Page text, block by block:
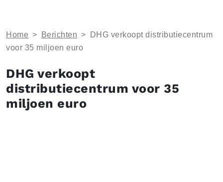
Home > Berichten >
DHG verkoopt distributiecentrum
voor 35 miljoen euro
DHG verkoopt
distributiecentrum voor 35
miljoen euro